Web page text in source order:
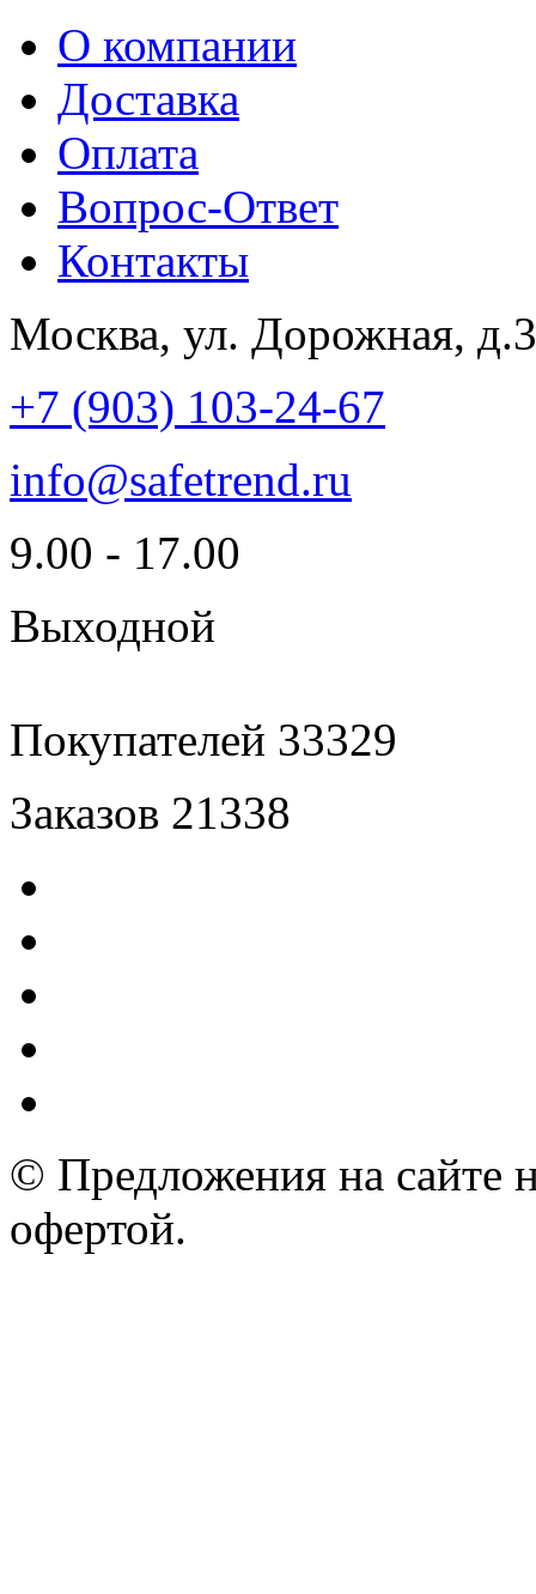
О компании
Доставка
Оплата
Вопрос-Ответ
Контакты
Москва, ул. Дорожная,
+7 (903) 103-24-67
info@safetrend.ru
9.00 - 17.00
Выходной
Покупателей 33329
Заказов 21338
© Предложения на сайте
офертой.